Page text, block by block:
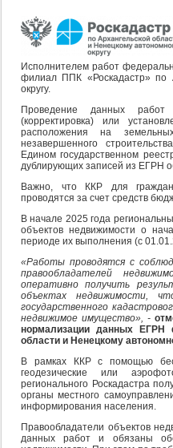
Исполнителем работ
филиал ППК «Роскадастр» по
округу.
Проведение данных работ
(корректировка) или
расположения на
незавершенного
Едином государственном
дублирующих записей из ЕГРН
Важно, что ККР для
проводятся за счет средств
В начале 2025 года
объектов недвижимости о
периоде их выполнения (с
«Работы проводятся с
правообладателей
оперативно получить
объектах недвижимости,
государственного
недвижимое имущество», -
нормализации данных ЕГРН
области и Ненецкому
В рамках ККР с помощью
геодезические или
регионального Роскадастра
органы местного
информирования населения.
Правообладатели объектов
данных работ и обязаны